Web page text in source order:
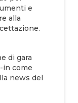
e
alla
di gara
in come
news del